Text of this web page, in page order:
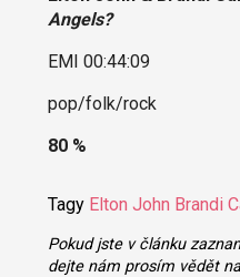
Angels?
EMI 00:44:09
pop/folk/rock
80 %
Tagy Elton John Brandi
Pokud jste v článku
dejte nám prosím vědět